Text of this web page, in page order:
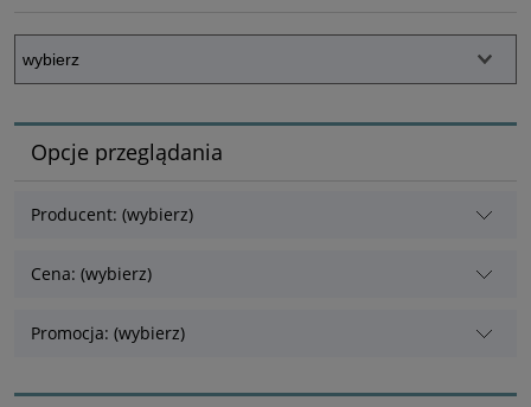
Opcje przeglądania
Producent: (wybierz)
Cena: (wybierz)
Promocja: (wybierz)